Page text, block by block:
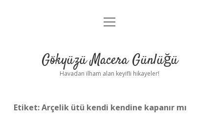
Anasayfa
Yasal Uyarı
menüyü
Gökyüzü Macera Günlüğü
Havadan ilham alan keyifli hikayeler!
Etiket:Arçelik ütü kendi kendine kapanır mı